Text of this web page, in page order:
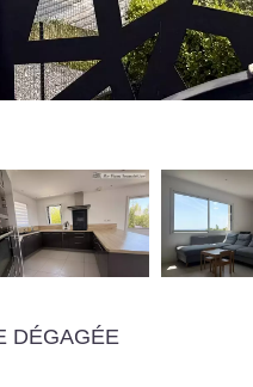
DÉGAGÉE